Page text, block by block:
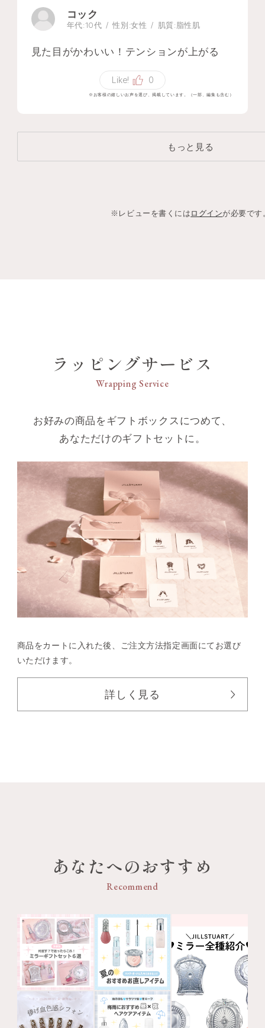
コック
年代:10代 性別:女性 肌質:脂性肌
見た目がかわいい！テンションが上がる
Like! 0
※お客様の嬉しいお声を選び、掲載しています。（一部、編集も含む）
もっと見る
※レビューを書くにはログインが必要です
ラッピングサービス
Wrapping Service
お好みの商品をギフトボックスにつめて、
あなただけのギフトセットに。
商品をカートに入れた後、 ご注文方法指定画面にてお選び
いただけます。
詳しく見る
あなたへのおすすめ
Recommend